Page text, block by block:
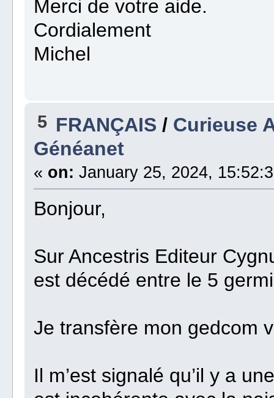
Merci de votre aide.
Cordialement
Michel
5 FRANÇAIS / Curieuse
Généanet
« on: January 25, 2024,
Bonjour,
Sur Ancestris Editeur
est décédé entre le 5
Je transfère mon gedcom
Il m’est signalé qu’il y a